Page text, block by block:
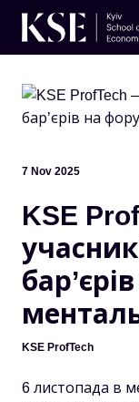
7 Nov 2025
KSE
KSE ProfTech
6 листопада в